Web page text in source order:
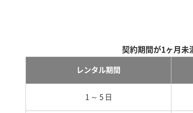
契約期間が1ヶ月未
レンタル期間
1 ～ 5 日